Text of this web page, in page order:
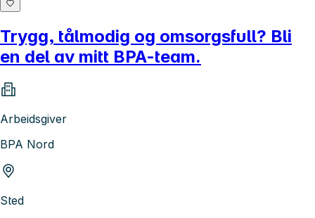
Trygg, tålmodig og omsorgsfull? Bli
en del av mitt BPA-team.
Arbeidsgiver
BPA Nord
Sted